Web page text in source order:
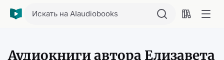
Искать на AIaudiobooks
Аудиокниги автора Елизавета